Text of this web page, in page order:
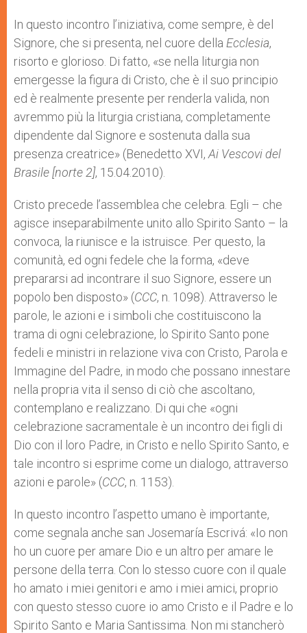
In questo incontro l’iniziativa, come sempre, è del
Signore, che si presenta, nel cuore della Ecclesia,
risorto e glorioso. Di fatto, «se nella liturgia non
emergesse la figura di Cristo, che è il suo principio
ed è realmente presente per renderla valida, non
avremmo più la liturgia cristiana, completamente
dipendente dal Signore e sostenuta dalla sua
presenza creatrice» (Benedetto XVI, Ai Vescovi del
Brasile [norte 2], 15.04.2010).
Cristo precede l’assemblea che celebra. Egli – che
agisce inseparabilmente unito allo Spirito Santo – la
convoca, la riunisce e la istruisce. Per questo, la
comunità, ed ogni fedele che la forma, «deve
prepararsi ad incontrare il suo Signore, essere un
popolo ben disposto» (CCC, n. 1098). Attraverso le
parole, le azioni e i simboli che costituiscono la
trama di ogni celebrazione, lo Spirito Santo pone
fedeli e ministri in relazione viva con Cristo, Parola e
Immagine del Padre, in modo che possano innestare
nella propria vita il senso di ciò che ascoltano,
contemplano e realizzano. Di qui che «ogni
celebrazione sacramentale è un incontro dei figli di
Dio con il loro Padre, in Cristo e nello Spirito Santo, e
tale incontro si esprime come un dialogo, attraverso
azioni e parole» (CCC, n. 1153).
In questo incontro l’aspetto umano è importante,
come segnala anche san Josemaría Escrivá: «Io non
ho un cuore per amare Dio e un altro per amare le
persone della terra. Con lo stesso cuore con il quale
ho amato i miei genitori e amo i miei amici, proprio
con questo stesso cuore io amo Cristo e il Padre e lo
Spirito Santo e Maria Santissima. Non mi stancherò